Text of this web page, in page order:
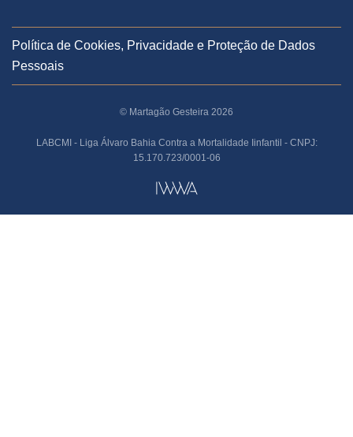
Política de Cookies, Privacidade e Proteção de Dados
Pessoais
© Martagão Gesteira 2026
LABCMI - Liga Álvaro Bahia Contra a Mortalidade Iinfantil - CNPJ:
15.170.723/0001-06